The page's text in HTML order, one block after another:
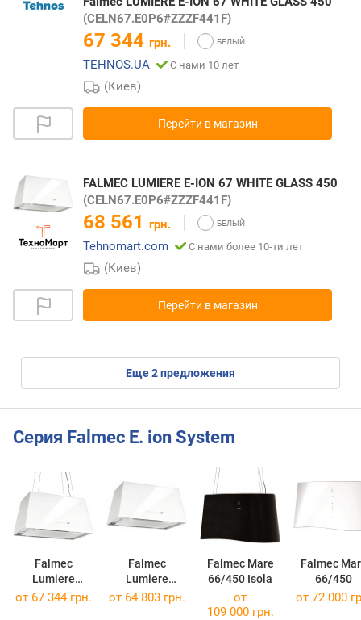
(CELN67.E0P6#ZZZF441F)
67 344 грн.
TEHNOS.UA
С нами 10 лет
(Киев)
Перейти в магазин
FALMEC LUMIERE E-ION 67 WHITE GLASS 450
(CELN67.E0P6#ZZZF441F)
68 561 грн.
Tehnomart.com
С нами более 10-ти лет
(Киев)
Перейти в магазин
eще2предложения
Серия Falmec E. ion System
Falmec
Lumiere
67/450 Isola
Falmec
Lumiere
67/450
Falmec Mare
66/450 Isola
Falmec
66/450
от 67 344 грн. от 64 803 грн.
от
109 000 грн.
от 72 000